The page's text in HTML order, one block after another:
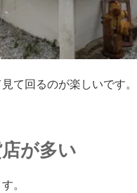
て回るのが楽しいです。
が多い
。